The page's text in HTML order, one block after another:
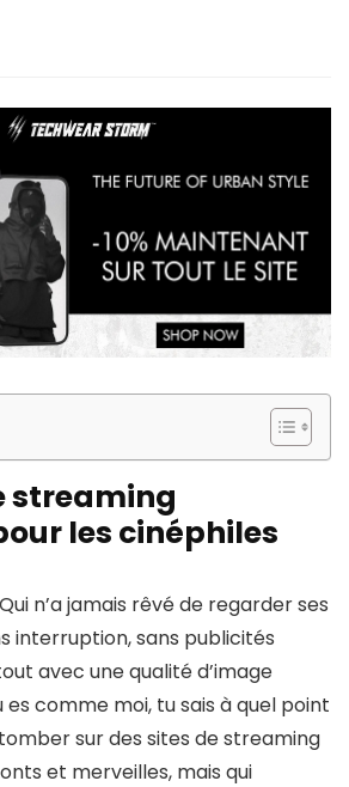
streaming
les cinéphiles
n’a jamais rêvé de regarder ses
interruption, sans publicités
avec une qualité d’image
comme moi, tu sais à quel point
sur des sites de streaming
et merveilles, mais qui